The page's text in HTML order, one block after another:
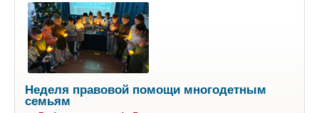
Неделя правовой помощи многодетным
семьям